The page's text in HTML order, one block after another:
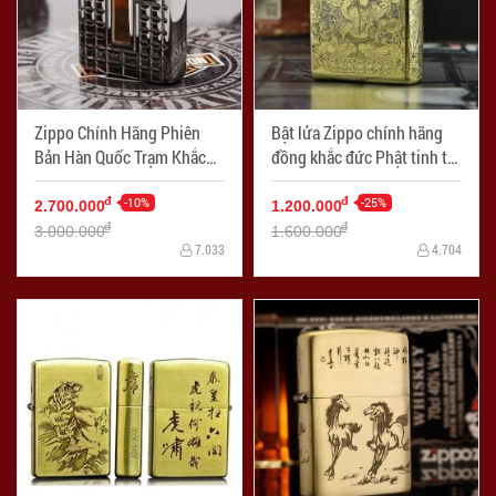
Zippo Chính Hãng Phiên
Bản Hàn Quốc Trạm Khắc
Thánh Giá Tinh Tế - Mã SP:
ZPC1207
2.700.000đ -10%
3.000.000đ
7.033
Bật lửa Zippo chính hãng
đồng khắc đức Phật tinh tế
- Mã SP: ZPC0337-254
1.200.000đ -25%
1.600.000đ
4.704